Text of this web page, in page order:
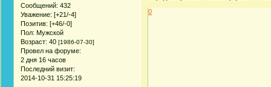
Сообщений: 432
Уважение: [+21/-4]
Позитив: [+46/-0]
Пол: Мужской
Возраст: 40 [1986-07-30]
Провел на форуме:
2 дня 16 часов
Последний визит:
2014-10-31 15:25:19
0